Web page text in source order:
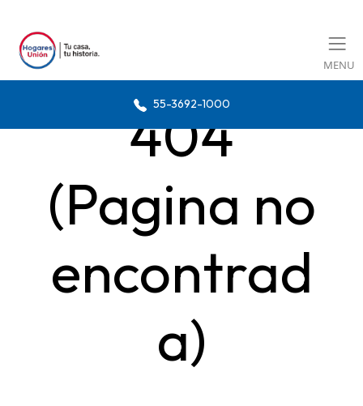
MENU
55-3692-1000
404
(Pagina no
encontrad
a)